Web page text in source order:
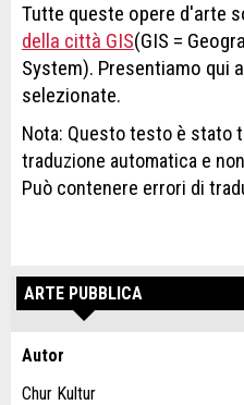
Tutte queste opere d'arte
della città GIS(GIS =
System). Presentiamo qui
selezionate.
Nota: Questo testo è stato
traduzione automatica e
Può contenere errori di
ARTE PUBBLICA
Contestare
Consigliamo
Autor
Chur Kultur